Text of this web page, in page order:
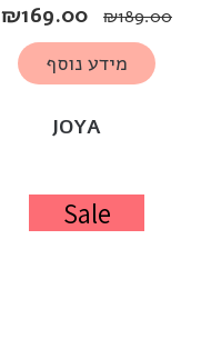
JOYA
₪189.00
₪169.00
מידע נוסף
Sale